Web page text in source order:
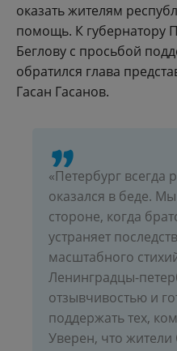
оказать жителям
помощь. К губернатору
Беглову с просьбой
обратился глава
Гасан Гасанов.
«Петербург всегда
оказался в беде.
стороне, когда
устраняет
масштабного
Ленинградцы-
отзывчивостью и
поддержать тех,
Уверен, что